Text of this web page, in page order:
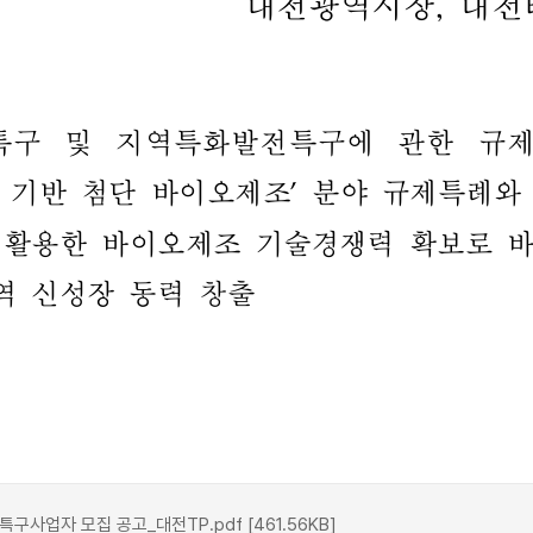
구사업자 모집 공고_대전TP.pdf [461.56KB]